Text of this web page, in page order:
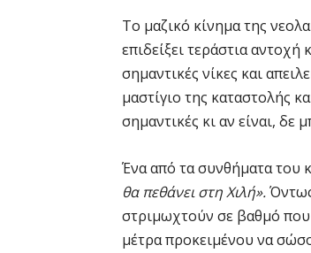
Το μαζικό κίνημα της
επιδείξει τεράστια
σημαντικές νίκες και
μαστίγιο της καταστολής
σημαντικές κι αν είναι,
Ένα από τα συνθήματα του
θα πεθάνει στη Χιλή».
στριμωχτούν σε βαθμό
μέτρα προκειμένου να